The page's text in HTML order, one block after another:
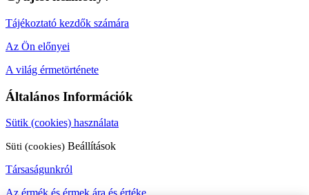
Tájékoztató kezdők számára
Az Ön előnyei
A világ érmetörténete
Általános Információk
Sütik (cookies) használata
Süti (cookies) Beállítások
Társaságunkról